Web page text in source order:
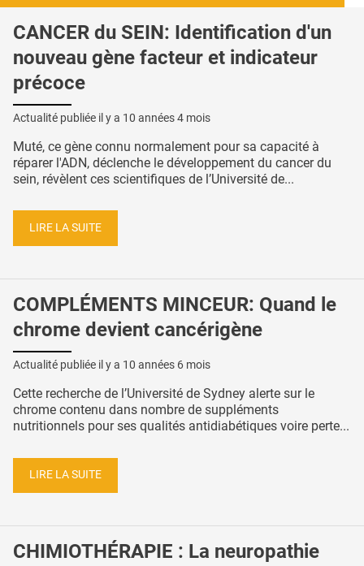
CANCER du SEIN: Identification d'un
nouveau gène facteur et indicateur
précoce
Actualité publiée il y a 10 années 4 mois
Muté, ce gène connu normalement pour sa capacité à
réparer l'ADN, déclenche le développement du cancer du
sein, révèlent ces scientifiques de l’Université de...
LIRE LA SUITE
COMPLÉMENTS MINCEUR: Quand le
chrome devient cancérigène
Actualité publiée il y a 10 années 6 mois
Cette recherche de l’Université de Sydney alerte sur le
chrome contenu dans nombre de suppléments
nutritionnels pour ses qualités antidiabétiques voire perte...
LIRE LA SUITE
CHIMIOTHÉRAPIE : La neuropathie